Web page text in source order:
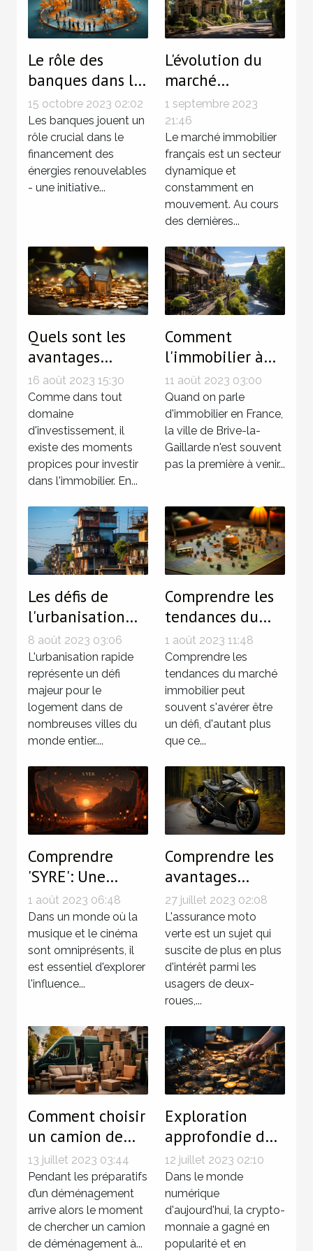
Le rôle des
banques dans le
financement des
énergies
renouvelables
15 octobre 2023 02:02
Les banques jouent un
rôle crucial dans le
financement des
énergies renouvelables
- une initiative...
L'évolution du
marché
immobilier en
France : le rôle
de Concorde
Immobilier
1 septembre 2023
21:46
Le marché immobilier
français est un secteur
dynamique et
constamment en
mouvement. Au cours
des dernières...
Quels sont les
avantages
d'investir dans
l'immobilier ?
16 août 2023 15:30
Comme dans tout
domaine
d'investissement, il
existe des moments
propices pour investir
dans l'immobilier. En...
Comment
l'immobilier à
Brive la
Gaillarde se
compare-t-il au
reste de la
France?
11 août 2023 03:00
Quand on parle
d'immobilier en France,
la ville de Brive-la-
Gaillarde n'est souvent
pas la première à venir...
Les défis de
l'urbanisation
rapide pour le
logement
8 août 2023 03:06
L'urbanisation rapide
représente un défi
majeur pour le
logement dans de
nombreuses villes du
monde entier....
Comprendre les
tendances du
marché
immobilier en
2022
1 août 2023 11:48
Comprendre les
tendances du marché
immobilier peut
souvent s'avérer être
un défi, d'autant plus
que ce...
Comprendre
'SYRE': Une
exploration de
son impact
culturel
1 août 2023 06:48
Dans un monde où la
musique et le cinéma
sont omniprésents, il
est essentiel d'explorer
l'influence...
Comprendre les
avantages
économiques de
l'assurance moto
verte avec 0T0
27 juillet 2023 02:08
L'assurance moto
verte est un sujet qui
suscite de plus en plus
d'intérêt parmi les
usagers de deux-
roues,...
Comment choisir
un camion de
déménagement
?
13 juillet 2023 03:44
Pendant les préparatifs
d’un déménagement
arrive alors le moment
de chercher un camion
de déménagement à...
Exploration
approfondie du
calcul de la
rentabilité du
minage de
crypto-monnaies
12 juillet 2023 02:10
Dans le monde
numérique
d'aujourd'hui, la crypto-
monnaie a gagné en
popularité et en